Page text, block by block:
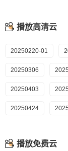
播放高清云
20250220-01
20250306
20250403
20250424
播放免费云